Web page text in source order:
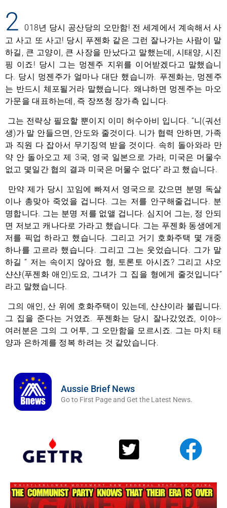
2
018년 당시 공산당의 오만함! 전 세계에서 계속해서 사
고 사고 또 사고! 당시 푸젠화 같은 그런 잘나가는 사람이 말
하길, 큰 고양이, 큰 사장을 만났다고 말했는데, 시태양, 시진
핑 이죠! 당시 그는 멍젠주 지위를 이어받겠다고 말했습니
다. 당시 멍젠주가 얼마나 대단 했습니까. 푸젠화는, 멍젠주
는 반드시 체포될거라 말했습니다. 왜냐하면 멍젠주는 마오
가문을 대표하는데, 즉 장쯔청 장가측 입니다.
그는 전략상 필요할 뿐이지 이미 허수아비 입니다. “니(궈선
생)가 말 안들으면, 안도와 줄것이다. 니가 협력 안하면, 가족
과 직원 다 잡아서 무기징역 받을 것이다. 속히 돌아와라 만
약 안 돌아오고 제 3국, 영국 일본으로 가라, 미국은 머물수
없고 몇일간 협의 결과 미국은 머물수 없다” 라고 했습니다.
만약 제가 당시 꼬임에 빠져서 영국으로 갔으면 분명 독살
이나 총맞아 죽었을 겁니다. 그는 저를 안구해줄겁니다. 분
명합니다. 그는 분명 저를 없앨 겁니다. 심지어 그는, 정 안되
면 저보고 캐나다로 가라고 했습니다. 그는 푸젠화 동생에게
저를 픽업 하라고 했습니다. 그리고 거기 호화주택 몇 개중
하나를 고르라 했습니다. 그리고 그는 웃었습니다. 그가 말
하길 “ 저는 속이지 않아요 형, 토론토 아시죠? 그리고 샤오
샨샨(푸젠화 애인)도요, 그녀가 그 집을 형에게 줄것입니다”
라고 말했습니다.
그의 애인, 산 위에 호화주택이 있는데, 샨샨이라 불립니다.
그 집을 준다는 거였죠. 푸젠화는 당시 잘나갔었죠, 이야~
여러분은 그의 그 어투, 그 오만함을 모르시죠. 그는 마치 태
양과 은하계를 정복 하려는 것 같았습니다.
Aussie Brief News
Go to First Page and Get the Latest News.